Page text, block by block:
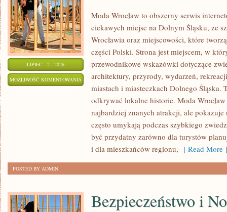
LIPIEC - 2 - 2026
MOŻLIWOŚĆ KOMENTOWANIA ZGORZELEC
Moda Wrocław to obszerny serwis
ciekawych miejsc na Dolnym Śląsku, ze
Wrocławia oraz miejscowości, które
części Polski. Strona jest miejscem, w
przewodnikowe wskazówki dotyczące
architektury, przyrody, wydarzeń,
miastach i miasteczkach Dolnego Śląska.
odkrywać lokalne historie. Moda
najbardziej znanych atrakcji, ale
często umykają podczas szybkiego
być przydatny zarówno dla turystów
i dla mieszkańców regionu, [ Read More ]
POSTED BY ADMIN
Bezpieczeństwo i